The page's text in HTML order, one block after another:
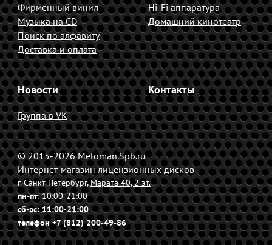
Фирменный винил
Музыка на CD
Поиск по алфавиту
Доставка и оплата
Hi-Fi аппаратура
Домашний кинотеатр
Новости
Группа в VK
Контакты
© 2015-2026 Meloman.Spb.ru
Интернет-магазин лицензионных дисков
г. Санкт-Петербург,Марата 40, 2 эт.
пн-пт: 10:00-21:00
сб-вс: 11:00-21:00
телефон +7 (812) 200-49-86